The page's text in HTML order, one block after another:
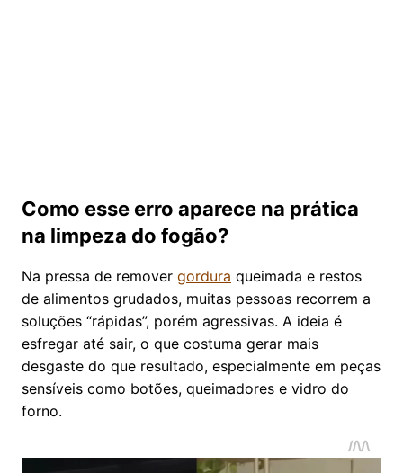
Como esse erro aparece na prática
na limpeza do fogão?
Na pressa de remover gordura queimada e restos
de alimentos grudados, muitas pessoas recorrem a
soluções “rápidas”, porém agressivas. A ideia é
esfregar até sair, o que costuma gerar mais
desgaste do que resultado, especialmente em peças
sensíveis como botões, queimadores e vidro do
forno.